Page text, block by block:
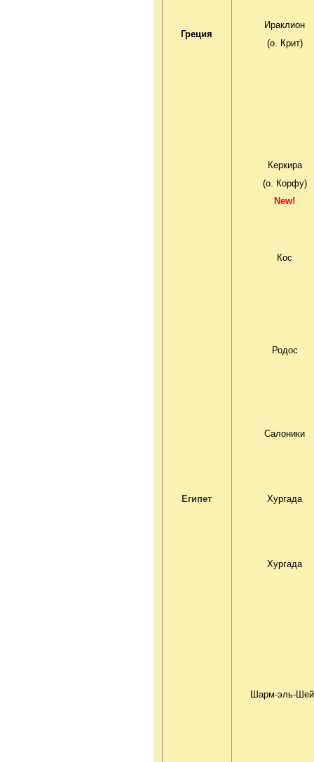
Греция
Ираклион
(о. Крит)
Керкира
(о. Корфу)
New!
Кос
Родос
Салоники
Египет Хургада
Хургада
Шарм-эль-